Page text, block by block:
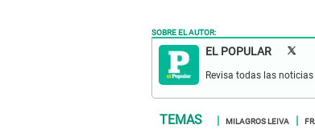
SOBRE EL AUTOR:
EL POPULAR
Revisa todas las
MILAGROS LEIVA